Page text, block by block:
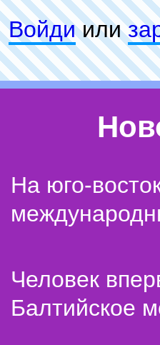
Войдиили
На юго-
Человек
Балтийское